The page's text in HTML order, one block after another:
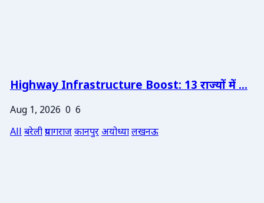
Highway Infrastructure Boost: 13 राज्यों में ...
Aug 1, 2026 0 6
Allबरेलीप्रयागराजकानपुरअयोध्यालखनऊ